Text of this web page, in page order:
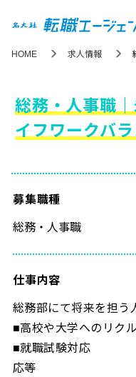
HOME 求人情報
総務・人事職
イフワークバ
募集職種
総務・人事職
仕事内容
総務部にて将来を担
■高校や大学へのリ
■就職試験対
応等